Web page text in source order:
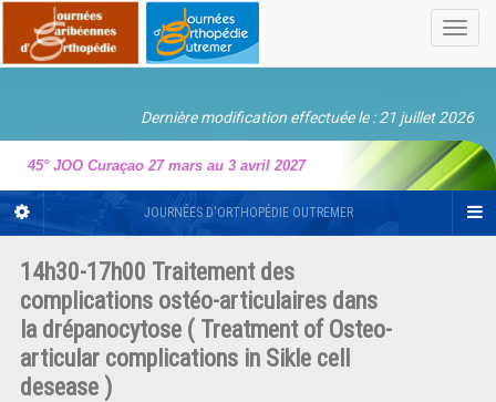
Dernière modification effectuée le : 21 juillet 2026
45° JOO Curaçao 27 mars au 3 avril 2027
JOURNÉES D'ORTHOPÉDIE OUTREMER
14h30-17h00 Traitement des
complications ostéo-articulaires dans
la drépanocytose ( Treatment of Osteo-
articular complications in Sikle cell
desease )